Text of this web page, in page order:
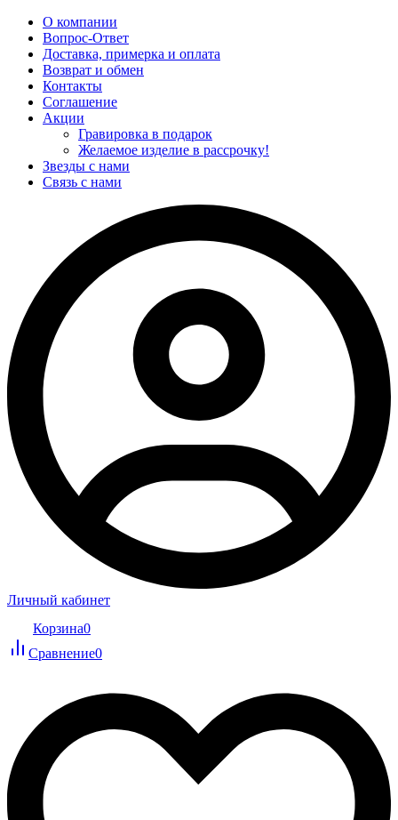
О компании
Вопрос-Ответ
Доставка, примерка и оплата
Возврат и обмен
Контакты
Соглашение
Акции
Гравировка в подарок
Желаемое изделие в рассрочку!
Звезды с нами
Связь с нами
Личный кабинет
Корзина0
Сравнение0